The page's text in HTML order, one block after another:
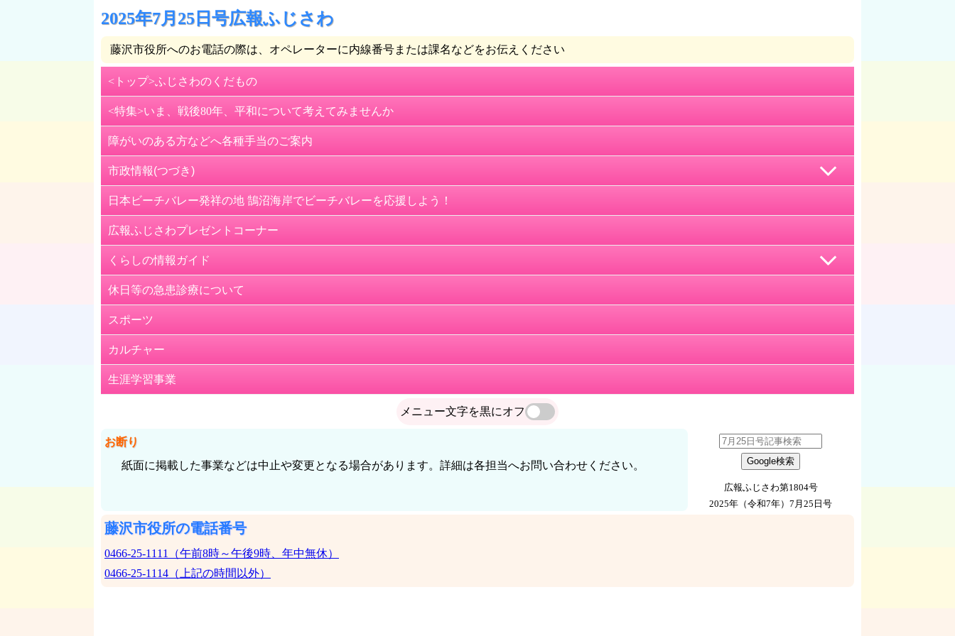
2025年7月25日号広報ふじさわ
藤沢市役所へのお電話の際は、オペレーターに内線番号または課名などをお伝えください
<トップ>ふじさわのくだもの
<特集>いま、戦後80年、平和について考えてみませんか
障がいのある方などへ各種手当のご案内
市政情報(つづき)
紙面2面
紙面3面
夏休みワークショップ
全5回自閉スペクトラム症連続講座
シルバー人材センター植木剪定（せんてい）作業の申し込み
日本ビーチバレー発祥の地 鵠沼海岸でビーチバレーを応援しよう！
広報ふじさわプレゼントコーナー
くらしの情報ガイド
お知らせ
募集
催し
講習・講座
65歳からの健康づくり
休日等の急患診療について
スポーツ
カルチャー
生涯学習事業
メニュー文字を黒にオフ
お断り
紙面に掲載した事業などは中止や変更となる場合があります。詳細は各担当へお問い合わせください。
広報ふじさわ第1804号
2025年（令和7年）7月25日号
藤沢市役所の電話番号
0466-25-1111（午前8時～午後9時、年中無休）
0466-25-1114（上記の時間以外）